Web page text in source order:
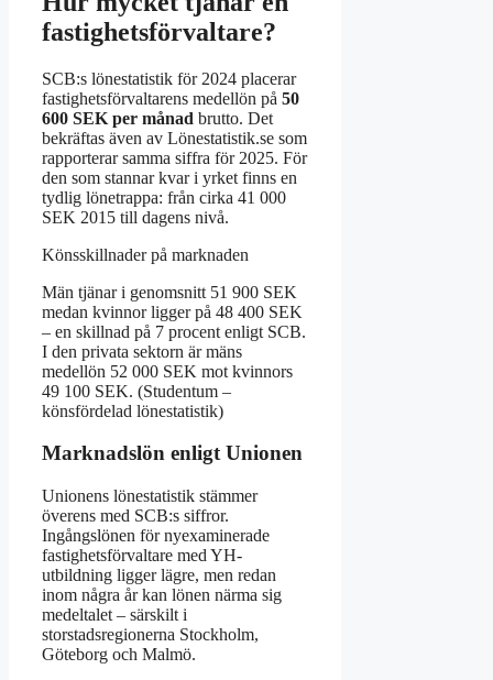
fastighetsförvaltare?
SCB:s lönestatistik för 2024 placerar
fastighetsförvaltarens medellön på 50
600 SEK per månad brutto. Det
bekräftas även av Lönestatistik.se som
rapporterar samma siffra för 2025. För
den som stannar kvar i yrket finns en
tydlig lönetrappa: från cirka 41 000
SEK 2015 till dagens nivå.
Könsskillnader på marknaden
Män tjänar i genomsnitt 51 900 SEK
medan kvinnor ligger på 48 400 SEK
– en skillnad på 7 procent enligt SCB.
I den privata sektorn är mäns
medellön 52 000 SEK mot kvinnors
49 100 SEK. (Studentum –
könsfördelad lönestatistik)
Marknadslön enligt Unionen
Unionens lönestatistik stämmer
överens med SCB:s siffror.
Ingångslönen för nyexaminerade
fastighetsförvaltare med YH-
utbildning ligger lägre, men redan
inom några år kan lönen närma sig
medeltalet – särskilt i
storstadsregionerna Stockholm,
Göteborg och Malmö.